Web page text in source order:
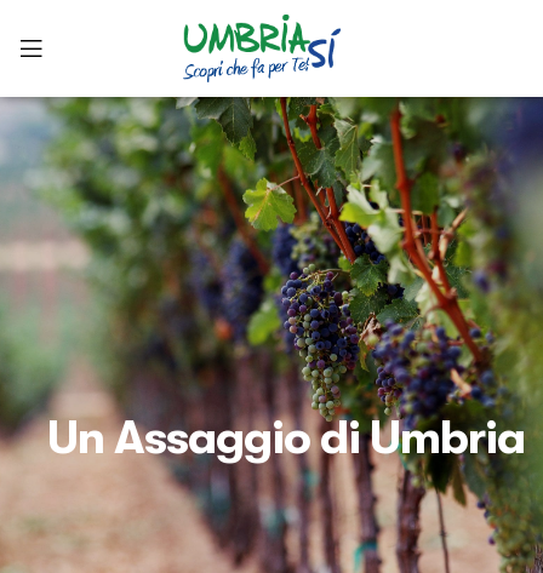
Un Assaggio di Umbria